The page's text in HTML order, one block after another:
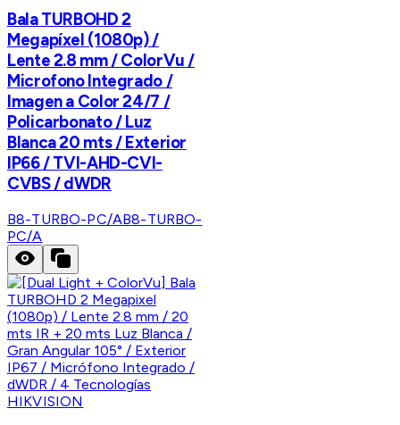
Bala TURBOHD 2
Megapíxel (1080p) /
Lente 2.8 mm / ColorVu /
Microfono Integrado /
Imagen a Color 24/7 /
Policarbonato / Luz
Blanca 20 mts / Exterior
IP66 / TVI-AHD-CVI-
CVBS / dWDR
B8-TURBO-PC/AB8-TURBO-
PC/A
HIKVISION